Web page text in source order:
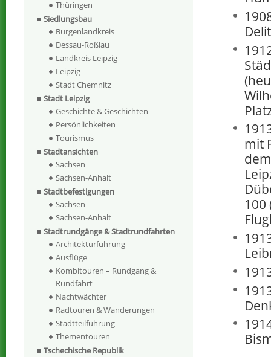
mit
100
Thüringen
Siedlungsbau
Burgenlandkreis
Dessau-Roßlau
Landkreis Leipzig
Leipzig
Stadt Chemnitz
Stadt Leipzig
Geschichte & Geschichten
Persönlichkeiten
Tourismus
Stadtansichten
Sachsen
Sachsen-Anhalt
Stadtbefestigungen
Sachsen
Sachsen-Anhalt
Stadtrundgänge & Stadtrundfahrten
Architekturführung
Ausflüge
Kombitouren – Rundgang &
Rundfahrt
Nachtwächter
Radtouren & Wanderungen
Stadtteilführung
Thementouren
Tschechische Republik